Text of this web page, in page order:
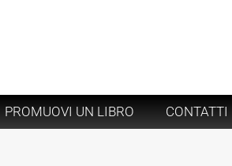
PROMUOVI UN LIBRO CONTATTI